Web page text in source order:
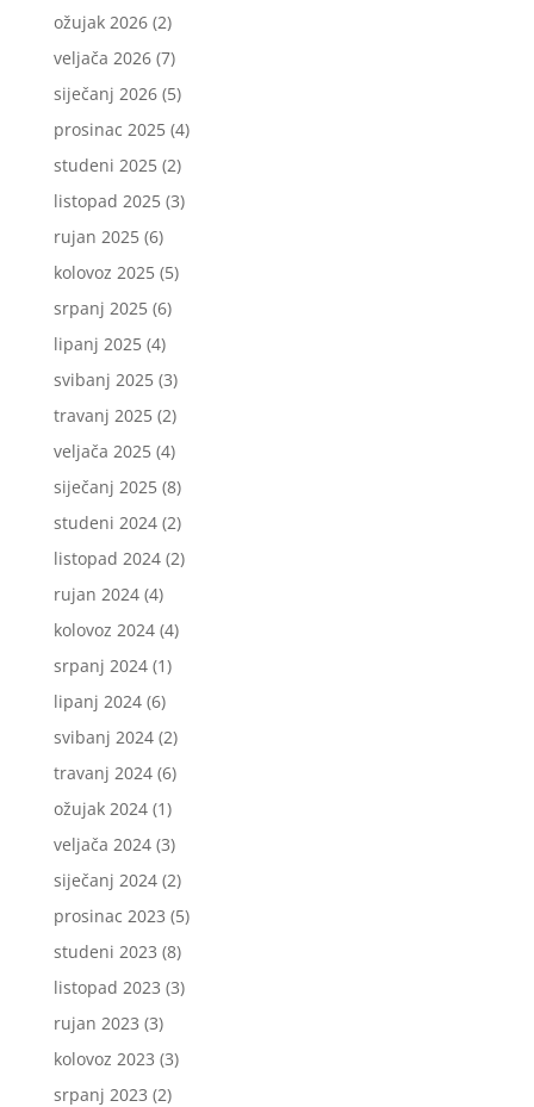
ožujak 2026(2)
veljača 2026(7)
siječanj 2026(5)
prosinac 2025(4)
studeni 2025(2)
listopad 2025(3)
rujan 2025(6)
kolovoz 2025(5)
srpanj 2025(6)
lipanj 2025(4)
svibanj 2025(3)
travanj 2025(2)
veljača 2025(4)
siječanj 2025(8)
studeni 2024(2)
listopad 2024(2)
rujan 2024(4)
kolovoz 2024(4)
srpanj 2024(1)
lipanj 2024(6)
svibanj 2024(2)
travanj 2024(6)
ožujak 2024(1)
veljača 2024(3)
siječanj 2024(2)
prosinac 2023 (5)
studeni 2023 (8)
listopad 2023 (3)
rujan 2023 (3)
kolovoz 2023 (3)
srpanj 2023 (2)